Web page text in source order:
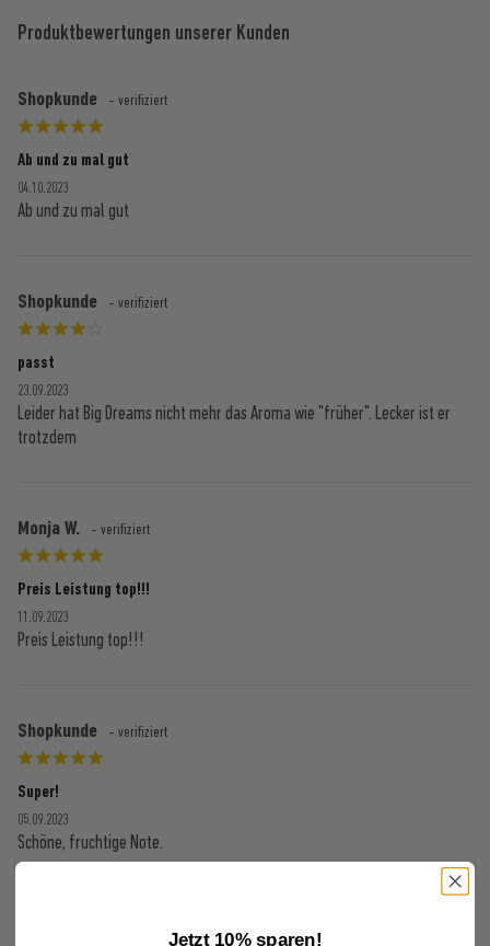
Produktbewertungen unserer Kunden
Shopkunde - verifiziert
Ab und zu mal gut
04.10.2023
Ab und zu mal gut
Shopkunde - verifiziert
passt
23.09.2023
Leider hat Big Dreams nicht mehr das Aroma wie "früher". Lecker ist er
trotzdem
Monja W. - verifiziert
Preis Leistung top!!!
11.09.2023
Preis Leistung top!!!
Shopkunde - verifiziert
Super!
05.09.2023
Schöne, fruchtige Note.
Jetzt 10% sparen!